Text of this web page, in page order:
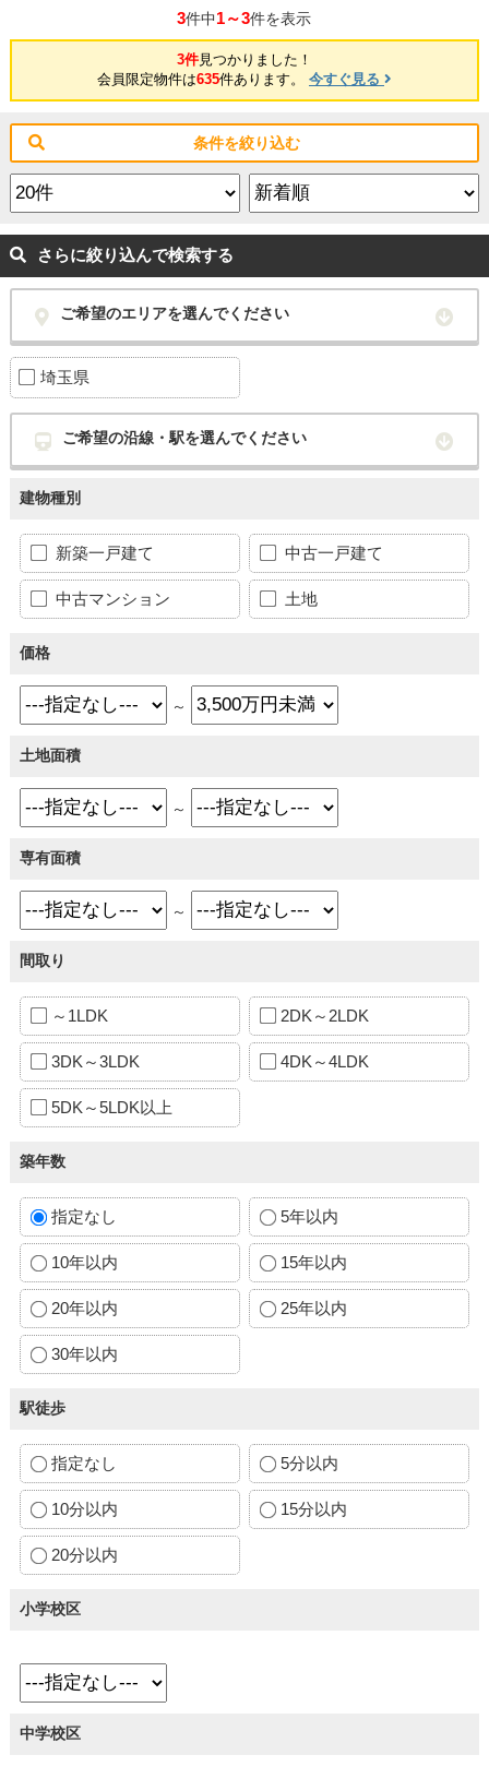
3件中1～3件を表示
3件見つかりました！
会員限定物件は635件あります。 今すぐ見る
条件を絞り込む
さらに絞り込んで検索する
ご希望のエリアを選んでください
埼玉県
ご希望の沿線・駅を選んでください
建物種別
新築一戸建て 中古一戸建て
中古マンション 土地
価格
～
土地面積
～
専有面積
～
間取り
～1LDK 2DK～2LDK
3DK～3LDK 4DK～4LDK
5DK～5LDK以上
築年数
指定なし 5年以内
10年以内 15年以内
20年以内 25年以内
30年以内
駅徒歩
指定なし 5分以内
10分以内 15分以内
20分以内
小学校区
中学校区